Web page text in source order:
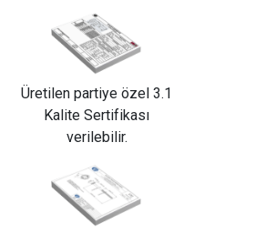
Üretilen partiye özel 3.1
Kalite Sertifikası
verilebilir.